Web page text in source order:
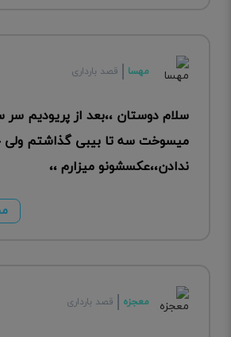
مهسا قصد بارداری
سلام دوستان ،،بعد از پریودیم
میسوخت سه تا بیبی گذاشتم
ندادن،،عکسشونو میزارم ،،
معجزه قصد بارداری